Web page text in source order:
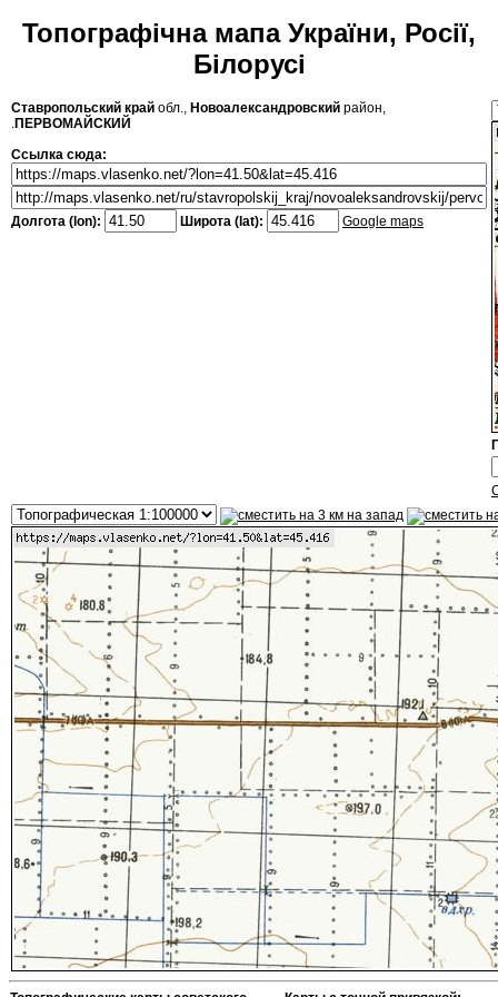
Топографічна мапа України, Росії,
Білорусі
Ставропольский край обл., Новоалександровский район,
.ПЕРВОМАЙСКИЙ
Ссылка сюда:
Долгота (lon): Широта (lat): Google maps